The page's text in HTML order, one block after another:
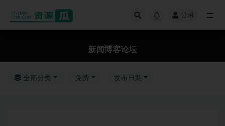
登录
新闻博客论坛
全部分类 免费 发布日期